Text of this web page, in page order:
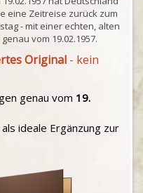
eine Zeitreise zurück zum
- mit einer echten, alten
vom 19.02.1957.
Original - kein
genau vom 19.
ideale Ergänzung zur